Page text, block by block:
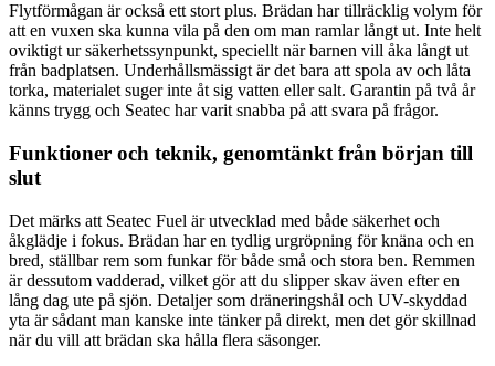
Flytförmågan är också ett stort plus. Brädan har tillräcklig volym för
att en vuxen ska kunna vila på den om man ramlar långt ut. Inte helt
oviktigt ur säkerhetssynpunkt, speciellt när barnen vill åka långt ut
från badplatsen. Underhållsmässigt är det bara att spola av och låta
torka, materialet suger inte åt sig vatten eller salt. Garantin på två år
känns trygg och Seatec har varit snabba på att svara på frågor.
Funktioner och teknik, genomtänkt från början till
slut
Det märks att Seatec Fuel är utvecklad med både säkerhet och
åkglädje i fokus. Brädan har en tydlig urgröpning för knäna och en
bred, ställbar rem som funkar för både små och stora ben. Remmen
är dessutom vadderad, vilket gör att du slipper skav även efter en
lång dag ute på sjön. Detaljer som dräneringshål och UV-skyddad
yta är sådant man kanske inte tänker på direkt, men det gör skillnad
när du vill att brädan ska hålla flera säsonger.